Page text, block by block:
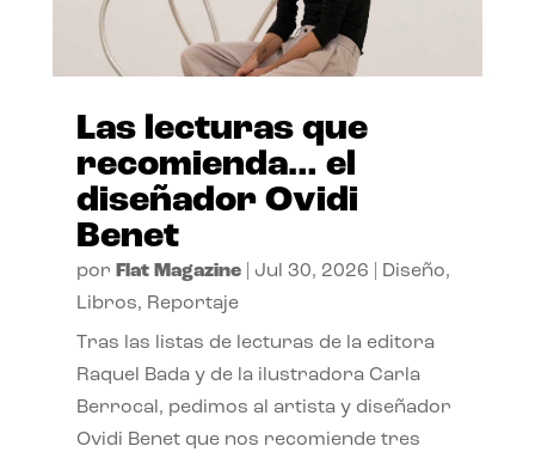
Las lecturas que
recomienda… el
diseñador Ovidi
Benet
por Flat Magazine| Jul 30, 2026 Diseño,
Libros, Reportaje
Tras las listas de lecturas de la editora
Raquel Bada y de la ilustradora Carla
Berrocal, pedimos al artista y diseñador
Ovidi Benet que nos recomiende tres